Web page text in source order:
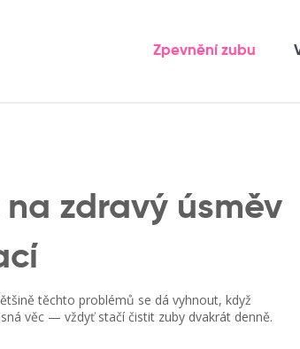
Zpevnění zubu
zdravý úsměv
těchto problémů se dá vyhnout, když
věc — vždyť stačí čistit zuby dvakrát denně.